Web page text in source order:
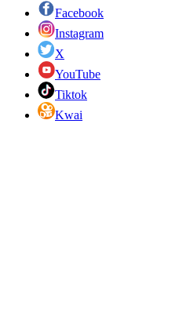
Facebook
Instagram
X
YouTube
Tiktok
Kwai